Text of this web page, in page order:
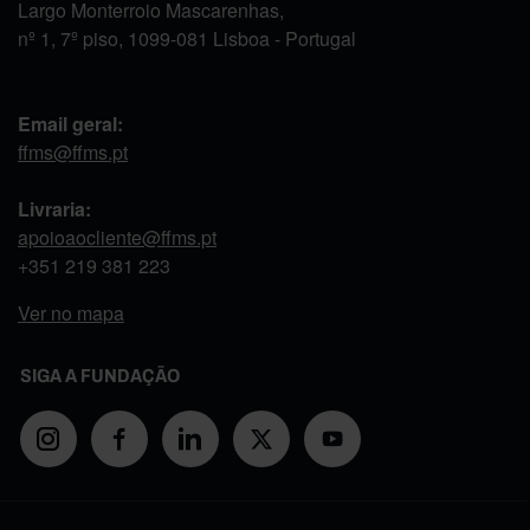
Largo Monterroio Mascarenhas,
nº 1, 7º piso, 1099-081 Lisboa - Portugal
Email geral:
ffms@ffms.pt
Livraria:
apoioaocliente@ffms.pt
+351 219 381 223
Ver no mapa
SIGA A FUNDAÇÃO